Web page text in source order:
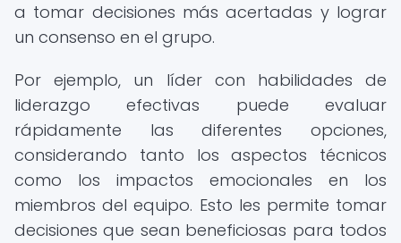
a tomar decisiones más acertadas y lograr
un consenso en el grupo.
Por ejemplo, un líder con habilidades de
liderazgo efectivas puede evaluar
rápidamente las diferentes opciones,
considerando tanto los aspectos técnicos
como los impactos emocionales en los
miembros del equipo. Esto les permite tomar
decisiones que sean beneficiosas para todos